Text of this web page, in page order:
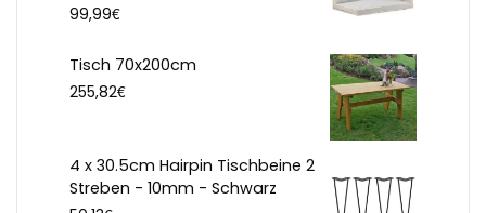
99,99€
Tisch 70x200cm
255,82€
4 x 30.5cm Hairpin Tischbeine 2
Streben - 10mm - Schwarz